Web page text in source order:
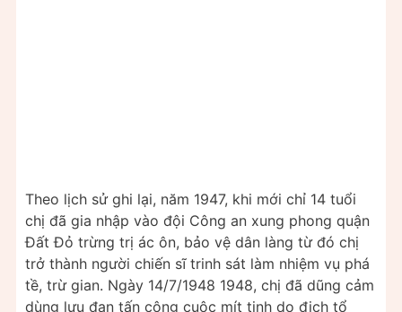
Theo lịch sử ghi lại, năm 1947, khi mới chỉ 14 tuổi
chị đã gia nhập vào đội Công an xung phong quận
Đất Đỏ trừng trị ác ôn, bảo vệ dân làng từ đó chị
trở thành người chiến sĩ trinh sát làm nhiệm vụ phá
tề, trừ gian. Ngày 14/7/1948 1948, chị đã dũng cảm
dùng lựu đạn tấn công cuộc mít tinh do địch tổ